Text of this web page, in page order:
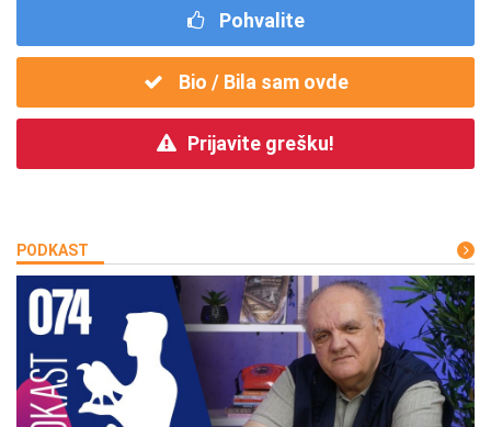
Pohvalite
Bio / Bila sam ovde
Prijavite grešku!
PODKAST